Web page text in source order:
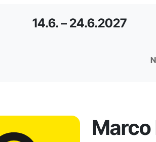
14.6. – 24.6.2027
Marco